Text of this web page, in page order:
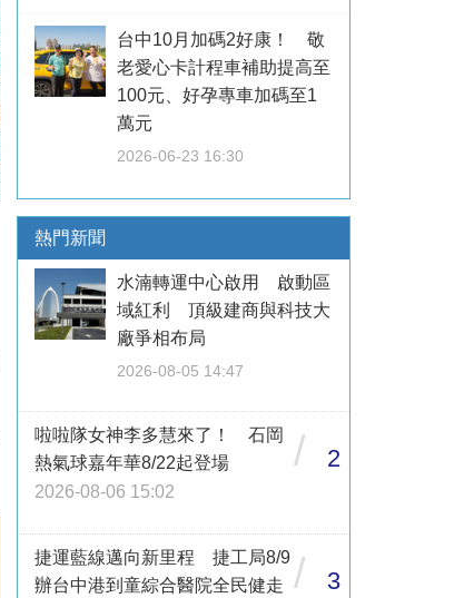
台中10月加碼2好康！ 敬
老愛心卡計程車補助提高至
100元、好孕專車加碼至1
萬元
2026-06-23 16:30
熱門新聞
水湳轉運中心啟用 啟動區
域紅利 頂級建商與科技大
廠爭相布局
2026-08-05 14:47
啦啦隊女神李多慧來了！ 石岡
熱氣球嘉年華8/22起登場
2026-08-06 15:02
/ 2
捷運藍線邁向新里程 捷工局8/9
辦台中港到童綜合醫院全民健走
/ 3